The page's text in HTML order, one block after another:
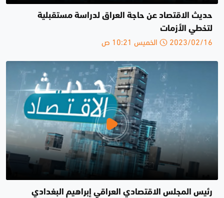
حديث الاقتصاد عن حاجة العراق لدراسة مستقبلية
لتخطي الأزمات
2023/02/16 الخميس 10:21 ص
رئيس المجلس الاقتصادي العراقي إبراهيم البغدادي